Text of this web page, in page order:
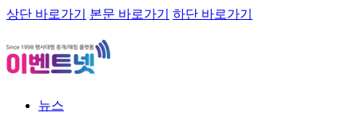
상단 바로가기 본문 바로가기 하단 바로가기
뉴스